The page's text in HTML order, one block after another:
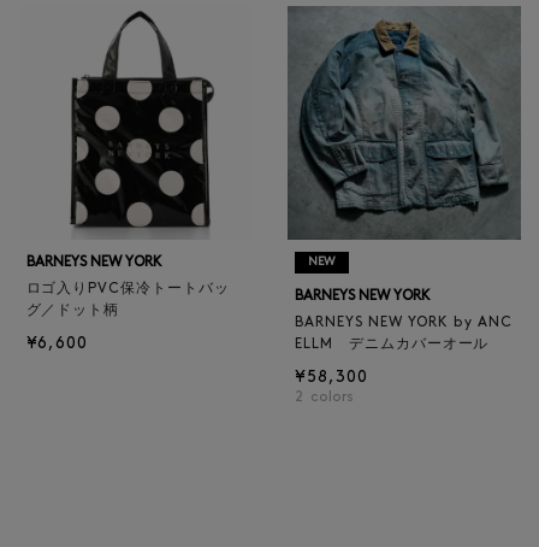
BARNEYS NEW YORK
ロゴ入りPVC保冷トートバッ
グ／ドット柄
¥6,600
NEW
BARNEYS NEW YORK
BARNEYS NEW YORK by ANC
ELLM デニムカバーオール
¥58,300
2 colors